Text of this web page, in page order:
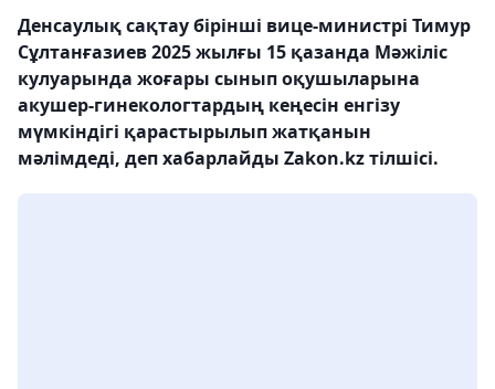
Денсаулық сақтау бірінші вице-министрі Тимур
Сұлтанғазиев 2025 жылғы 15 қазанда Мәжіліс
кулуарында жоғары сынып оқушыларына
акушер-гинекологтардың кеңесін енгізу
мүмкіндігі қарастырылып жатқанын
мәлімдеді, деп хабарлайды Zakon.kz тілшісі.